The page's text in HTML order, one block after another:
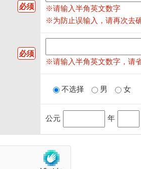
必须
※请输入半角英文数字
※为防止误输入，请再次去
必须
※请输入半角英文数字，请
不选择 男 女
公元 年